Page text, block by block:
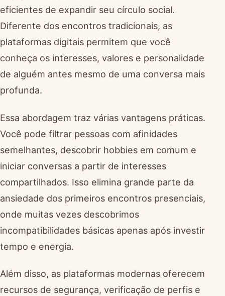
eficientes de expandir seu círculo social.
Diferente dos encontros tradicionais, as
plataformas digitais permitem que você
conheça os interesses, valores e personalidade
de alguém antes mesmo de uma conversa mais
profunda.
Essa abordagem traz várias vantagens práticas.
Você pode filtrar pessoas com afinidades
semelhantes, descobrir hobbies em comum e
iniciar conversas a partir de interesses
compartilhados. Isso elimina grande parte da
ansiedade dos primeiros encontros presenciais,
onde muitas vezes descobrimos
incompatibilidades básicas apenas após investir
tempo e energia.
Além disso, as plataformas modernas oferecem
recursos de segurança, verificação de perfis e